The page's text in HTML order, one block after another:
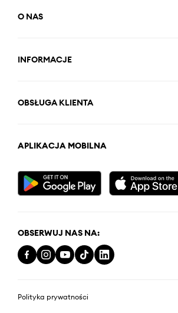
O NAS
INFORMACJE
OBSŁUGA KLIENTA
APLIKACJA MOBILNA
OBSERWUJ NAS NA:
Polityka prywatności